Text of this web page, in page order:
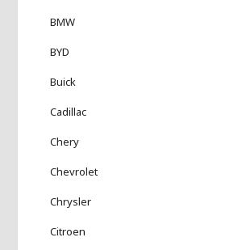
BMW
BYD
Buick
Cadillac
Chery
Chevrolet
Chrysler
Citroen